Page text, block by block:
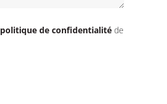
politique de confidentialité de